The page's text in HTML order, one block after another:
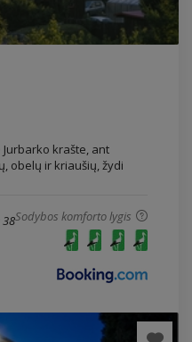
krašte, ant
obelų ir kriaušių, žydi
Sodybos komforto lygis
38